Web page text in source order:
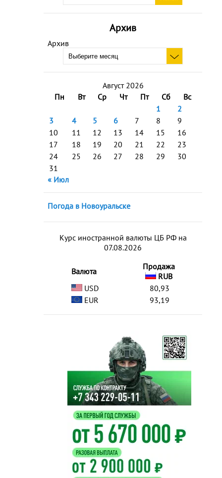
Архив
Архив
Август 2026
Пн
Вт Ср Чт Пт Сб
Вс
1
2
3
4 5 6 7 8
9
10
11 12 13 14 15
16
17
18 19 20 21 22
23
24
25 26 27 28 29
30
31
« Июл
Погода в Новоуральске
Курс иностранной валюты ЦБ РФ на
07.08.2026
Валюта
Продажа
RUB
USD
80,93
EUR
93,19